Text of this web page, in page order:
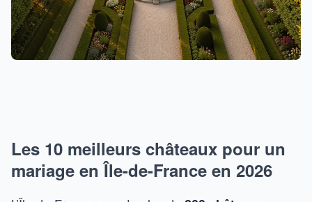
Les 10 meilleurs châteaux pour un
mariage en Île-de-France en 2026